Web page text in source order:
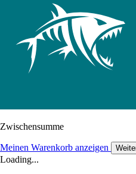
Zwischensumme
Meinen Warenkorb anzeigen
Loading...